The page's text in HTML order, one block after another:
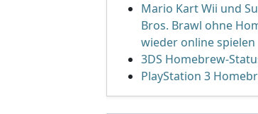
Mario Kart Wii und
Bros. Brawl ohne
wieder online spielen
3DS Homebrew-
PlayStation 3